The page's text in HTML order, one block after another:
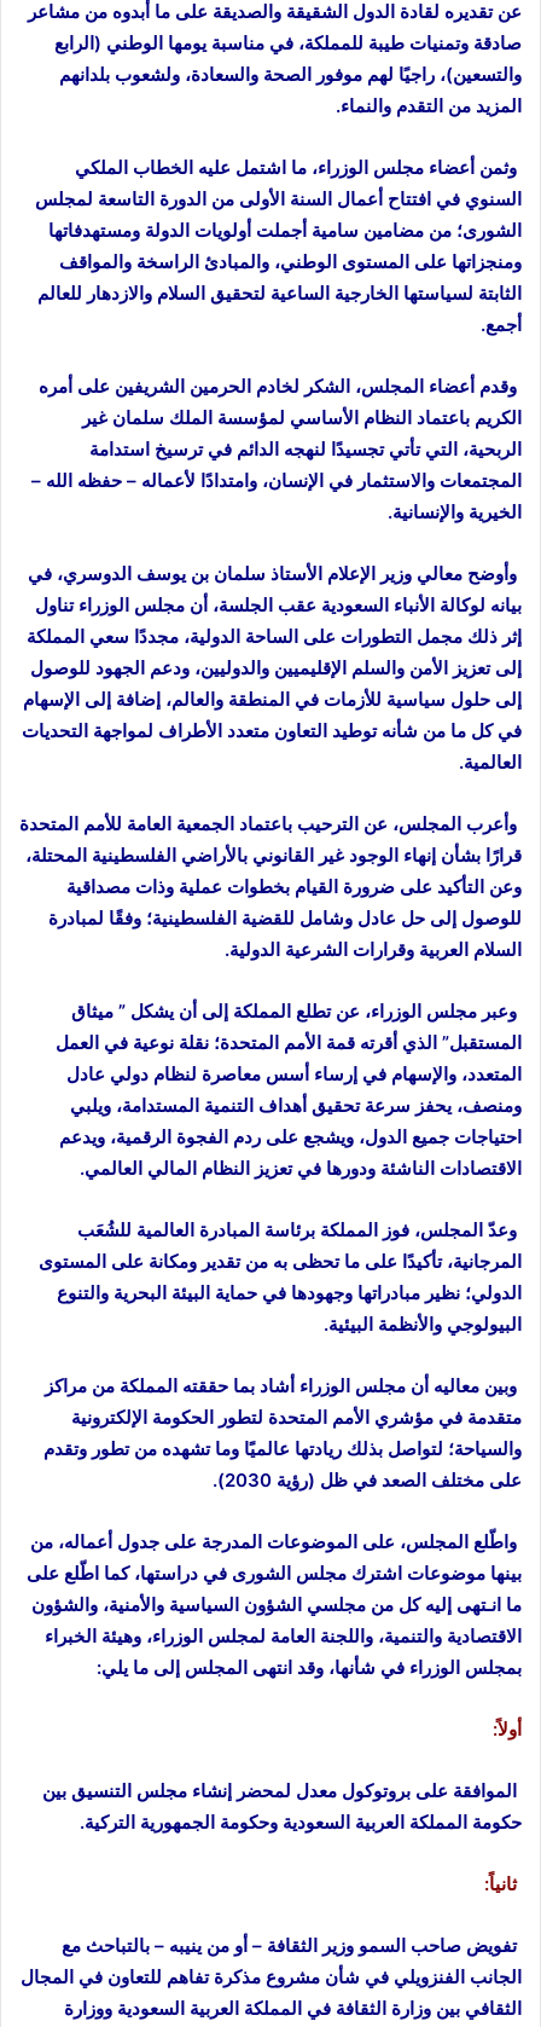
عن تقديره لقادة الدول الشقيقة والصديقة على ما أبدوه من مشاعر
صادقة وتمنيات طيبة للمملكة، في مناسبة يومها الوطني (الرابع
والتسعين)، راجيًا لهم موفور الصحة والسعادة، ولشعوب بلدانهم
المزيد من التقدم والنماء.
وثمن أعضاء مجلس الوزراء، ما اشتمل عليه الخطاب الملكي
السنوي في افتتاح أعمال السنة الأولى من الدورة التاسعة لمجلس
الشورى؛ من مضامين سامية أجملت أولويات الدولة ومستهدفاتها
ومنجزاتها على المستوى الوطني، والمبادئ الراسخة والمواقف
الثابتة لسياستها الخارجية الساعية لتحقيق السلام والازدهار للعالم
أجمع.
وقدم أعضاء المجلس، الشكر لخادم الحرمين الشريفين على أمره
الكريم باعتماد النظام الأساسي لمؤسسة الملك سلمان غير
الربحية، التي تأتي تجسيدًا لنهجه الدائم في ترسيخ استدامة
المجتمعات والاستثمار في الإنسان، وامتدادًا لأعماله – حفظه الله –
الخيرية والإنسانية.
وأوضح معالي وزير الإعلام الأستاذ سلمان بن يوسف الدوسري، في
بيانه لوكالة الأنباء السعودية عقب الجلسة، أن مجلس الوزراء تناول
إثر ذلك مجمل التطورات على الساحة الدولية، مجددًا سعي المملكة
إلى تعزيز الأمن والسلم الإقليميين والدوليين، ودعم الجهود للوصول
إلى حلول سياسية للأزمات في المنطقة والعالم، إضافة إلى الإسهام
في كل ما من شأنه توطيد التعاون متعدد الأطراف لمواجهة التحديات
العالمية.
وأعرب المجلس، عن الترحيب باعتماد الجمعية العامة للأمم المتحدة
قرارًا بشأن إنهاء الوجود غير القانوني بالأراضي الفلسطينية المحتلة،
وعن التأكيد على ضرورة القيام بخطوات عملية وذات مصداقية
للوصول إلى حل عادل وشامل للقضية الفلسطينية؛ وفقًا لمبادرة
السلام العربية وقرارات الشرعية الدولية.
وعبر مجلس الوزراء، عن تطلع المملكة إلى أن يشكل ” ميثاق
المستقبل” الذي أقرته قمة الأمم المتحدة؛ نقلة نوعية في العمل
المتعدد، والإسهام في إرساء أسس معاصرة لنظام دولي عادل
ومنصف، يحفز سرعة تحقيق أهداف التنمية المستدامة، ويلبي
احتياجات جميع الدول، ويشجع على ردم الفجوة الرقمية، ويدعم
الاقتصادات الناشئة ودورها في تعزيز النظام المالي العالمي.
وعدّ المجلس، فوز المملكة برئاسة المبادرة العالمية للشُعَب
المرجانية، تأكيدًا على ما تحظى به من تقدير ومكانة على المستوى
الدولي؛ نظير مبادراتها وجهودها في حماية البيئة البحرية والتنوع
البيولوجي والأنظمة البيئية.
وبين معاليه أن مجلس الوزراء أشاد بما حققته المملكة من مراكز
متقدمة في مؤشري الأمم المتحدة لتطور الحكومة الإلكترونية
والسياحة؛ لتواصل بذلك ريادتها عالميًا وما تشهده من تطور وتقدم
على مختلف الصعد في ظل (رؤية 2030).
واطّلع المجلس، على الموضوعات المدرجة على جدول أعماله، من
بينها موضوعات اشترك مجلس الشورى في دراستها، كما اطّلع على
ما انـتهى إليه كل من مجلسي الشؤون السياسية والأمنية، والشؤون
الاقتصادية والتنمية، واللجنة العامة لمجلس الوزراء، وهيئة الخبراء
بمجلس الوزراء في شأنها، وقد انتهى المجلس إلى ما يلي:
أولاً:
الموافقة على بروتوكول معدل لمحضر إنشاء مجلس التنسيق بين
حكومة المملكة العربية السعودية وحكومة الجمهورية التركية.
ثانياً:
تفويض صاحب السمو وزير الثقافة – أو من ينيبه – بالتباحث مع
الجانب الفنزويلي في شأن مشروع مذكرة تفاهم للتعاون في المجال
الثقافي بين وزارة الثقافة في المملكة العربية السعودية ووزارة